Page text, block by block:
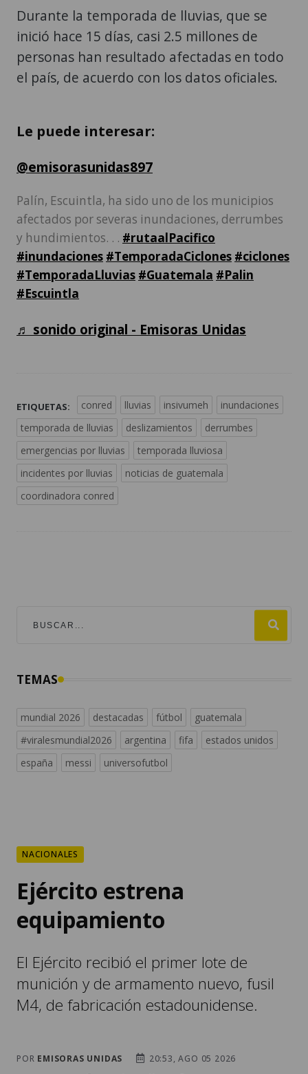
Durante la temporada de lluvias, que se
inició hace 15 días, casi 2.5 millones de
personas han resultado afectadas en todo
el país, de acuerdo con los datos oficiales.
Le puede interesar:
@emisorasunidas897
Palín, Escuintla, ha sido uno de los municipios
afectados por severas inundaciones, derrumbes
y hundimientos. . . #rutaalPacifico
#inundaciones #TemporadaCiclones #ciclones
#TemporadaLluvias #Guatemala #Palin
#Escuintla
♬ sonido original - Emisoras Unidas
ETIQUETAS: conred lluvias insivumeh
inundaciones
temporada de lluvias
deslizamientos
derrumbes
emergencias por lluvias
temporada lluviosa
incidentes por lluvias
noticias de guatemala
coordinadora conred
TEMAS
mundial 2026 destacadas fútbol
guatemala
#viralesmundial2026
argentina fifa
estados unidos
españa
messi universofutbol
NACIONALES
Ejército estrena
equipamiento
El Ejército recibió el primer lote de
munición y de armamento nuevo, fusil
M4, de fabricación estadounidense.
POR EMISORAS UNIDAS
20:53, AGO 05 2026